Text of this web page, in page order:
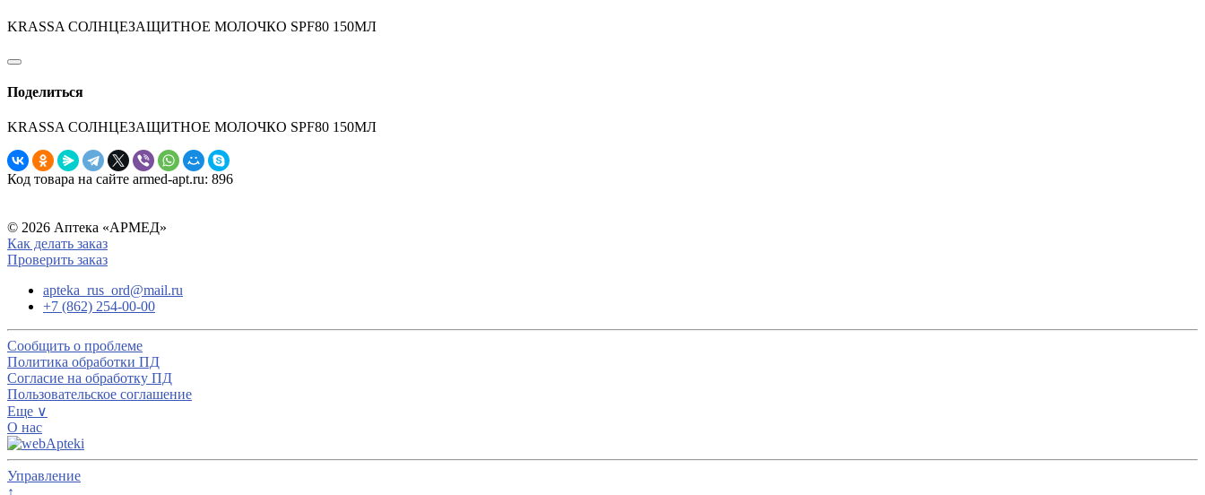
KRASSA СОЛНЦЕЗАЩИТНОЕ МОЛОЧКО SPF80 150МЛ
Поделиться
KRASSA СОЛНЦЕЗАЩИТНОЕ МОЛОЧКО SPF80 150МЛ
Код товара на сайте armed-apt.ru: 896
© 2026 Аптека «АРМЕД»
Как делать заказ
Проверить заказ
apteka_rus_ord@mail.ru
+7 (862) 254-00-00
Сообщить о проблеме
Политика обработки ПД
Согласие на обработку ПД
Пользовательское соглашение
Еще ∨
О нас
Управление